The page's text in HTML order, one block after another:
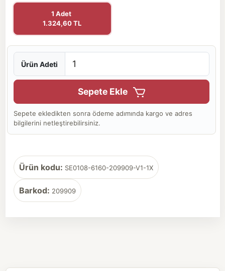
1 Adet
1.324,60 TL
Ürün Adeti
Sepete Ekle
Sepete ekledikten sonra ödeme adımında kargo ve adres
bilgilerini netleştirebilirsiniz.
Ürün kodu: SE0108-6160-209909-V1-1X
Barkod: 209909